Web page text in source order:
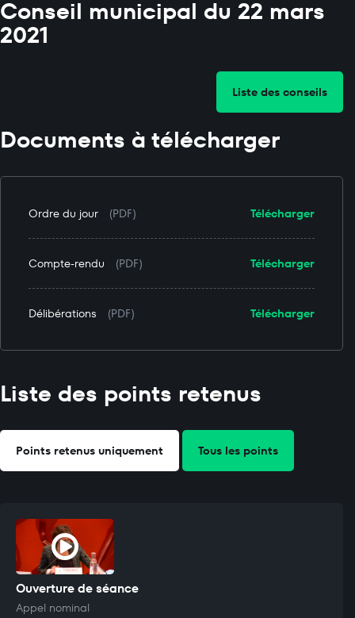
Conseil municipal du 22 mars
2021
Liste des conseils
Documents à télécharger
Télécharger
Ordre du jour (PDF)
Télécharger
Compte-rendu (PDF)
Télécharger
Délibérations (PDF)
Liste des points retenus
Points retenus uniquement Tous les points
Ouverture de séance
Appel nominal